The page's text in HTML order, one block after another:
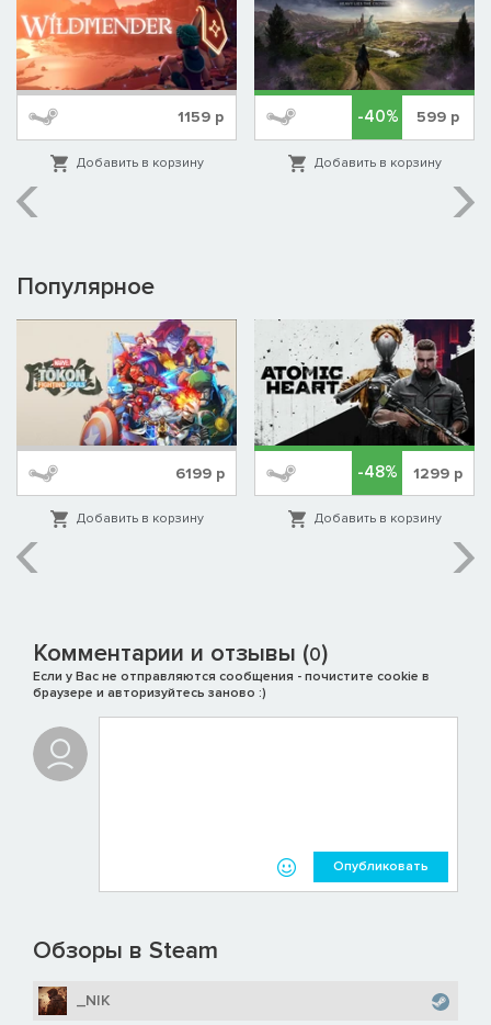
1159р
Добавить в корзину
-40% 599 р
Добавить в корзину
Популярное
6199 р
Добавить в корзину
-48% 1299 р
Добавить в корзину
Комментарии и отзывы (0)
Если у Вас не отправляются сообщения - почистите cookie в
браузере и авторизуйтесь заново :)
Опубликовать
Обзоры в Steam
_NIK